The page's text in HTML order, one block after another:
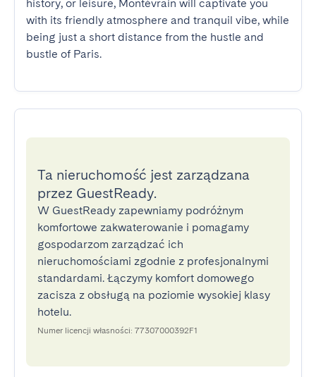
history, or leisure, Montévrain will captivate you
with its friendly atmosphere and tranquil vibe, while
being just a short distance from the hustle and
bustle of Paris.
Ta nieruchomość jest zarządzana
przez GuestReady.
W GuestReady zapewniamy podróżnym
komfortowe zakwaterowanie i pomagamy
gospodarzom zarządzać ich
nieruchomościami zgodnie z profesjonalnymi
standardami. Łączymy komfort domowego
zacisza z obsługą na poziomie wysokiej klasy
hotelu.
Numer licencji własności: 77307000392F1